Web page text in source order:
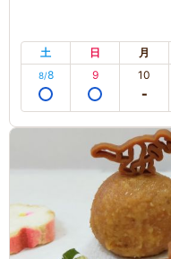
土 日 月
8/8 9 10